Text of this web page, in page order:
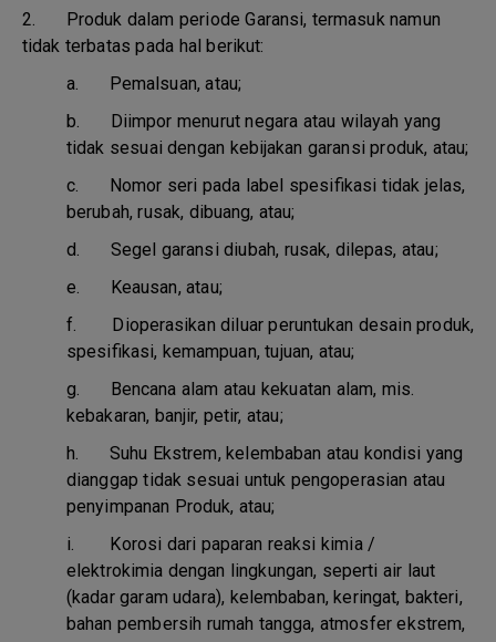
2. Produk dalam periode Garansi, termasuk namun
tidak terbatas pada hal berikut:
a. Pemalsuan, atau;
b. Diimpor menurut negara atau wilayah yang
tidak sesuai dengan kebijakan garansi produk, atau;
c. Nomor seri pada label spesifikasi tidak jelas,
berubah, rusak, dibuang, atau;
d. Segel garansi diubah, rusak, dilepas, atau;
e. Keausan, atau;
f. Dioperasikan diluar peruntukan desain produk,
spesifikasi, kemampuan, tujuan, atau;
g. Bencana alam atau kekuatan alam, mis.
kebakaran, banjir, petir, atau;
h. Suhu Ekstrem, kelembaban atau kondisi yang
dianggap tidak sesuai untuk pengoperasian atau
penyimpanan Produk, atau;
i. Korosi dari paparan reaksi kimia /
elektrokimia dengan lingkungan, seperti air laut
(kadar garam udara), kelembaban, keringat, bakteri,
bahan pembersih rumah tangga, atmosfer ekstrem,